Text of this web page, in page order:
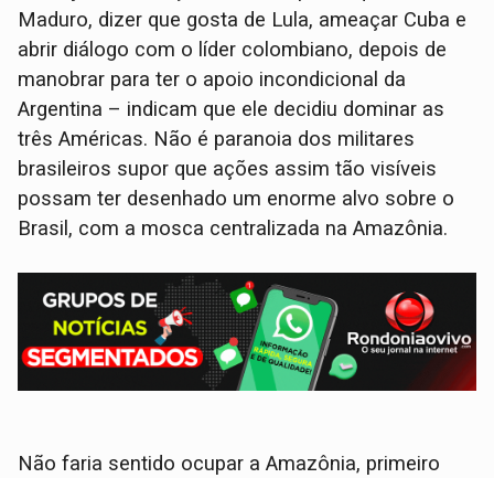
Maduro, dizer que gosta de Lula, ameaçar Cuba e
abrir diálogo com o líder colombiano, depois de
manobrar para ter o apoio incondicional da
Argentina – indicam que ele decidiu dominar as
três Américas. Não é paranoia dos militares
brasileiros supor que ações assim tão visíveis
possam ter desenhado um enorme alvo sobre o
Brasil, com a mosca centralizada na Amazônia.
Não faria sentido ocupar a Amazônia, primeiro